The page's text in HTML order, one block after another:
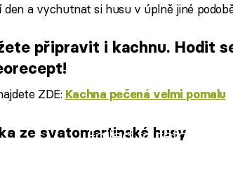
den a vychutnat si husu v úplně jiné
připravit i kachnu. Hodit
ZDE: Kachna pečená velmi pomalu
Failed to fetch
ze svatomartinské husy